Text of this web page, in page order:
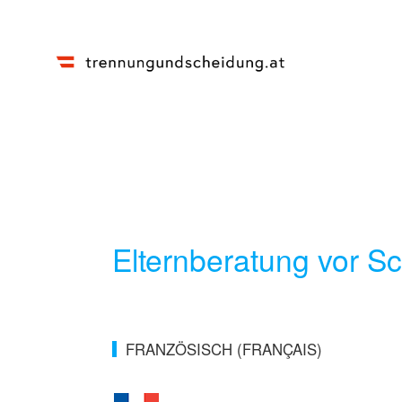
Elternberatung vor
FRANZÖSISCH (FRANÇAIS)